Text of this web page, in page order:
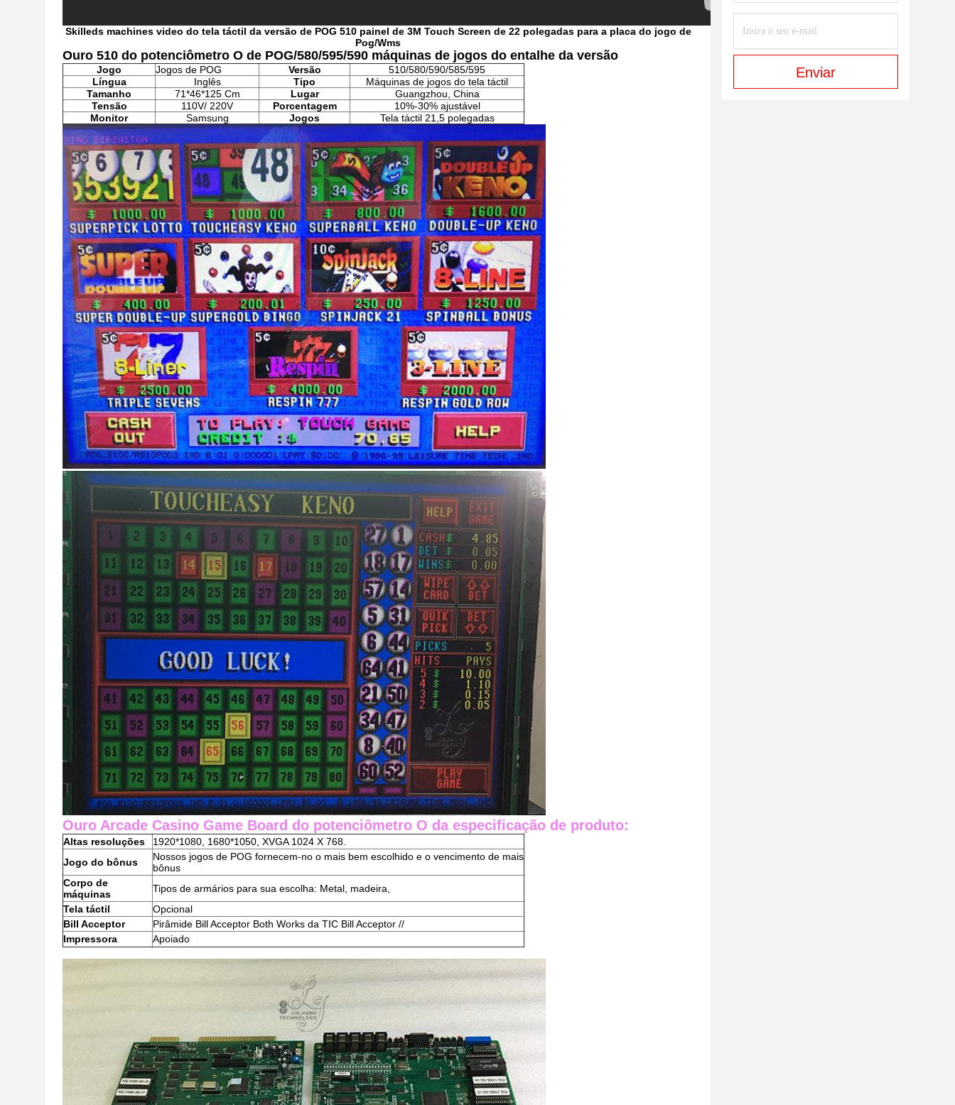
Skilleds machines video do tela táctil da versão de POG 510 painel de 3M Touch Screen de 22 polegadas para a placa do jogo de
Pog/Wms
Ouro 510 do potenciômetro O de POG/580/595/590 máquinas de jogos do entalhe da versão
Jogo Jogos de POG Versão
510/580/590/585/595
Língua
Inglês Tipo
Máquinas de jogos do tela táctil
Tamanho
71*46*125 Cm Lugar
Guangzhou, China
Tensão
110V/ 220V Porcentagem
10%-30% ajustável
Monitor
Samsung Jogos Tela táctil 21,5 polegadas
Ouro Arcade Casino Game Board do potenciômetro O da especificação de produto:
Altas resoluções
1920*1080, 1680*1050, XVGA 1024 X 768.
Jogo do bônus
Nossos jogos de POG fornecem-no o mais bem escolhido e o vencimento de mais
bônus
Corpo de
máquinas
Tipos de armários para sua escolha: Metal, madeira,
Tela táctil
Opcional
Bill Acceptor
Pirâmide Bill Acceptor Both Works da TIC Bill Acceptor //
Impressora
Apoiado
Enviar